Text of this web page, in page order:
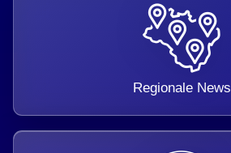
Regionale News